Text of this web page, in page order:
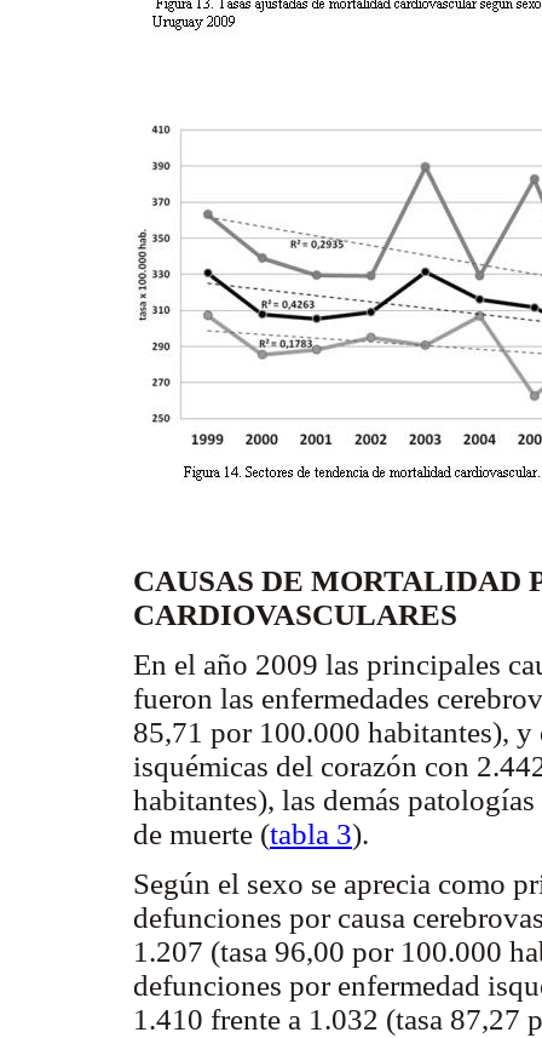
CAUSAS DE MORTALIDAD
CARDIOVASCULARES
En el año 2009 las principales
fueron las enfermedades
85,71 por 100.000 habitantes), y
isquémicas del corazón con
habitantes), las demás
de muerte (tabla 3).
Según el sexo se aprecia como
defunciones por causa
1.207 (tasa 96,00 por 100.000
defunciones por enfermedad
1.410 frente a 1.032 (tasa